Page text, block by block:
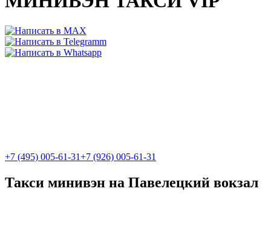
+7 (495) 005-61-31+7 (926) 005-61-31
Такси минивэн на Павелецкий вокзал